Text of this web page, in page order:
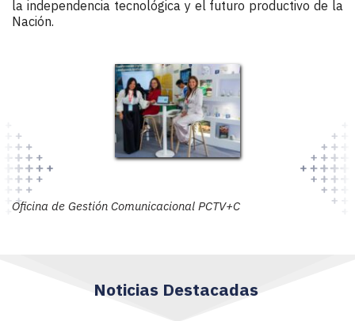
la independencia tecnológica y el futuro productivo de la
Nación.
Oficina de Gestión Comunicacional PCTV+C
Noticias Destacadas